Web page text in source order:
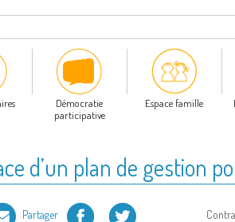
Démocratie
participative
Espace famille
d’un plan de gestion
Partager Facebook Twitter